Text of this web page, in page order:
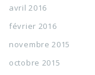
avril 2016
février 2016
novembre 2015
octobre 2015